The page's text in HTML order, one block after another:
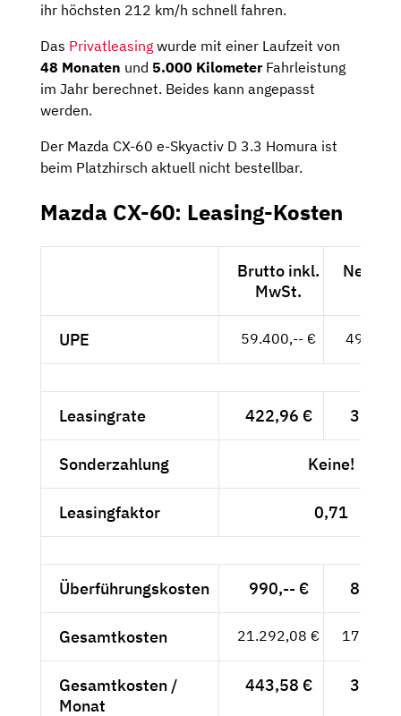
ihr höchsten 212 km/h schnell fahren.
Das Privatleasing wurde mit einer Laufzeit von
48 Monaten und 5.000 KilometerFahrleistung
im Jahr berechnet. Beides kann angepasst
werden.
Der Mazda CX-60 e-Skyactiv D 3.3 Homura ist
beim Platzhirsch aktuell nicht bestellbar.
Mazda CX-60: Leasing-Kosten
Brutto inkl.
MwSt.
Netto
UPE 59.400,-- €
Leasingrate 422,96 €
Sonderzahlung Keine!
Leasingfaktor 0,71
Überführungskosten 990,-- €
Gesamtkosten 21.292,08 €
Gesamtkosten /
Monat
443,58 €